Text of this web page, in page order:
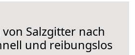
Salzgitter nach
und reibungslos